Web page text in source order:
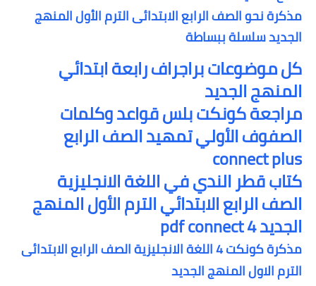
مذكرة نحو الصف الرابع الابتدائى الترم الأول المنهج
الجديد سلسلة ببساطة
كل موضوعات براجراف رابعة ابتدائي
المنهج الجديد
مراجعة كونكت بلس قواعد وكلمات
الصفوف الأولي تمهيد الصف الرابع
connect plus
كتاب قطر الندي في اللغة الانجليزية
الصف الرابع الابتدائي الترم الأول المنهج
الجديد pdf connect 4
مذكرة كونكت 4 اللغة الانجليزية الصف الرابع الابتدائى
الترم الاول المنهج الجديد